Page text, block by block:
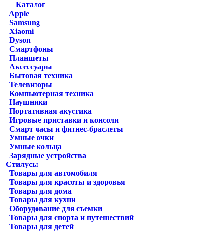
Каталог
Apple
Samsung
Xiaomi
Dyson
Смартфоны
Планшеты
Аксессуары
Бытовая техника
Телевизоры
Компьютерная техника
Наушники
Портативная акустика
Игровые приставки и консоли
Смарт часы и фитнес-браслеты
Умные очки
Умные кольца
Зарядные устройства
Стилусы
Товары для автомобиля
Товары для красоты и здоровья
Товары для дома
Товары для кухни
Оборудование для съемки
Товары для спорта и путешествий
Товары для детей